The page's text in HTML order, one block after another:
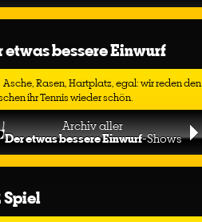
etwas bessere Einwurf
Asche, Rasen, Hartplatz, egal: wir reden den
ihr Tennis wieder schön.
Archiv aller
Der etwas bessere Einwurf-Shows